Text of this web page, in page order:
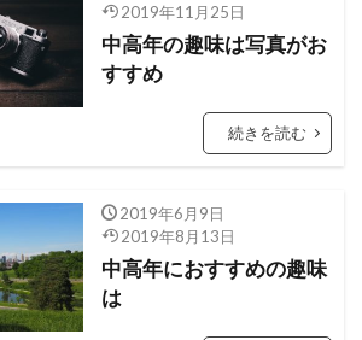
2019年11月25日
中高年の趣味は写真がお
すすめ
続きを読む
2019年6月9日
2019年8月13日
中高年におすすめの趣味
は